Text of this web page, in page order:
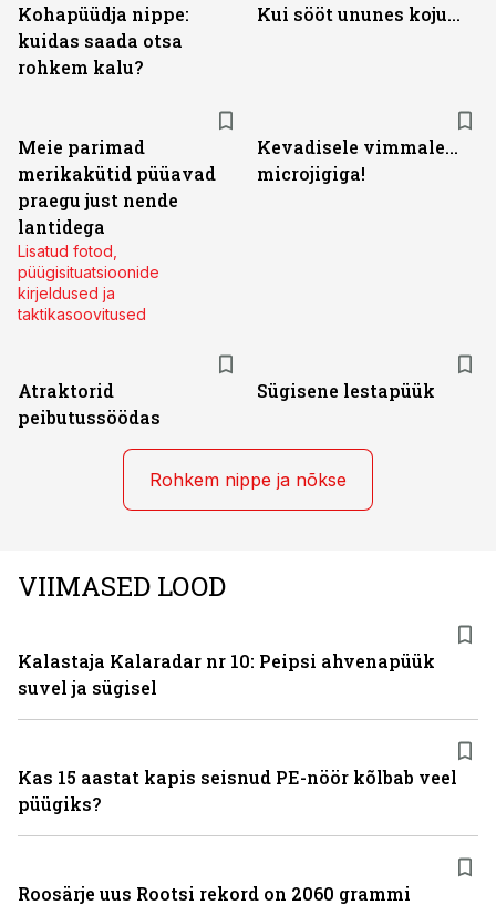
Kohapüüdja nippe:
kuidas saada otsa
rohkem kalu?
Kui sööt ununes koju...
Meie parimad
merikakütid püüavad
praegu just nende
lantidega
Lisatud fotod,
püügisituatsioonide
kirjeldused ja
taktikasoovitused
Kevadisele vimmale...
microjigiga!
Atraktorid
peibutussöödas
Sügisene lestapüük
Rohkem nippe ja nõkse
VIIMASED LOOD
Kalastaja Kalaradar nr 10: Peipsi ahvenapüük
suvel ja sügisel
Kas 15 aastat kapis seisnud PE-nöör kõlbab veel
püügiks?
Roosärje uus Rootsi rekord on 2060 grammi